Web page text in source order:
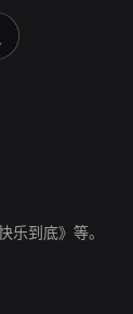
乐到底》等。